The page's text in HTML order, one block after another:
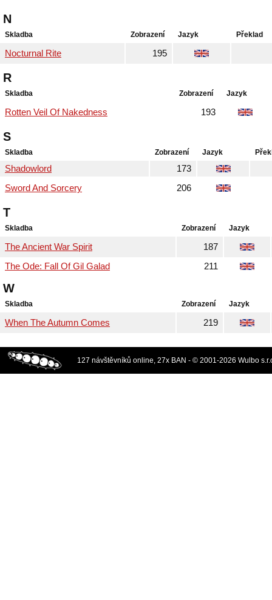
N
Skladba Zobrazení Jazyk Překlad
Nocturnal Rite 195
R
Skladba Zobrazení Jazyk
Rotten Veil Of Nakedness 193
S
Skladba Zobrazení Jazyk
Shadowlord
173
Sword And Sorcery
206
T
Skladba Zobrazení Jazyk
The Ancient War Spirit
187
The Ode: Fall Of Gil Galad
211
W
Skladba Zobrazení Jazyk
When The Autumn Comes 219
127 návštěvníků online, 27x BAN - © 2001-2026 Wulbo